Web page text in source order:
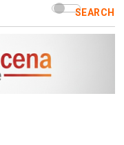
SEARCH